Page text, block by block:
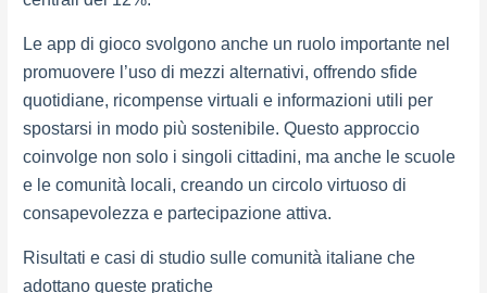
Le app di gioco svolgono anche un ruolo importante nel
promuovere l’uso di mezzi alternativi, offrendo sfide
quotidiane, ricompense virtuali e informazioni utili per
spostarsi in modo più sostenibile. Questo approccio
coinvolge non solo i singoli cittadini, ma anche le scuole
e le comunità locali, creando un circolo virtuoso di
consapevolezza e partecipazione attiva.
Risultati e casi di studio sulle comunità italiane che
adottano queste pratiche